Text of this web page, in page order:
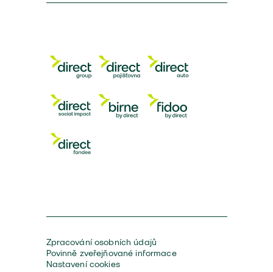
Zpracování osobních údajů
Povinně zveřejňované informace
Nastavení cookies